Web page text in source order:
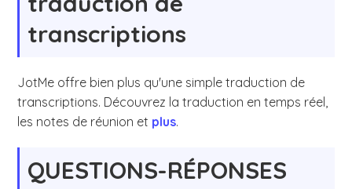
transcriptions
JotMe offre bien plus qu'une simple traduction de
transcriptions. Découvrez la traduction en temps réel,
les notes de réunion et plus.
QUESTIONS-RÉPONSES